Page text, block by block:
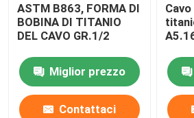
Forgiatura/flangia in titanio
Metropolitana/tubo di titanio
Parti di macchine in titanio
ASTM B863, FORMA DI
BOBINA DI TITANIO
DEL CAVO GR.1/2
Miglior prezzo
Contattaci